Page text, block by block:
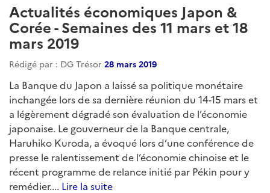
Actualités économiques Japon &
Corée - Semaines des 11 mars et 18
mars 2019
Rédigé par : DG Trésor 28 mars 2019
La Banque du Japon a laissé sa politique monétaire
inchangée lors de sa dernière réunion du 14-15 mars et
a légèrement dégradé son évaluation de l’économie
japonaise. Le gouverneur de la Banque centrale,
Haruhiko Kuroda, a évoqué lors d’une conférence de
presse le ralentissement de l’économie chinoise et le
récent programme de relance initié par Pékin pour y
remédier.... Lire la suite